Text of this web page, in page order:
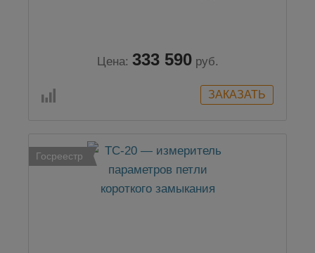
Цена: 333 590 руб.
Госреестр